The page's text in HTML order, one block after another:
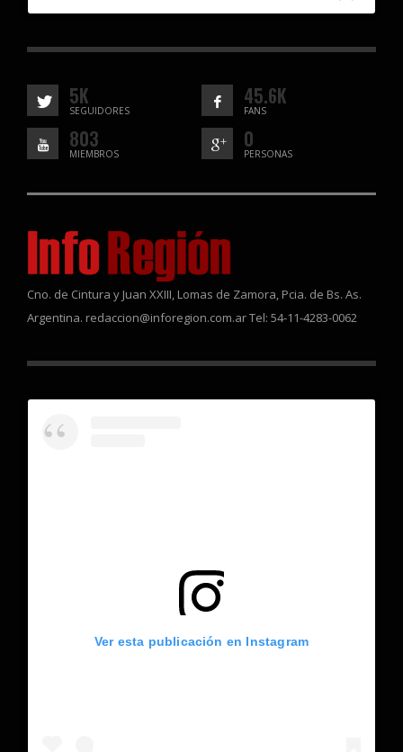
5K
SEGUIDORES
45.6K
FANS
803
MIEMBROS
0
PERSONAS
Cno. de Cintura y Juan XXIII, Lomas de Zamora, Pcia. de Bs. As.
Argentina. redaccion@inforegion.com.ar Tel: 54-11-4283-0062
Ver esta publicación en Instagram